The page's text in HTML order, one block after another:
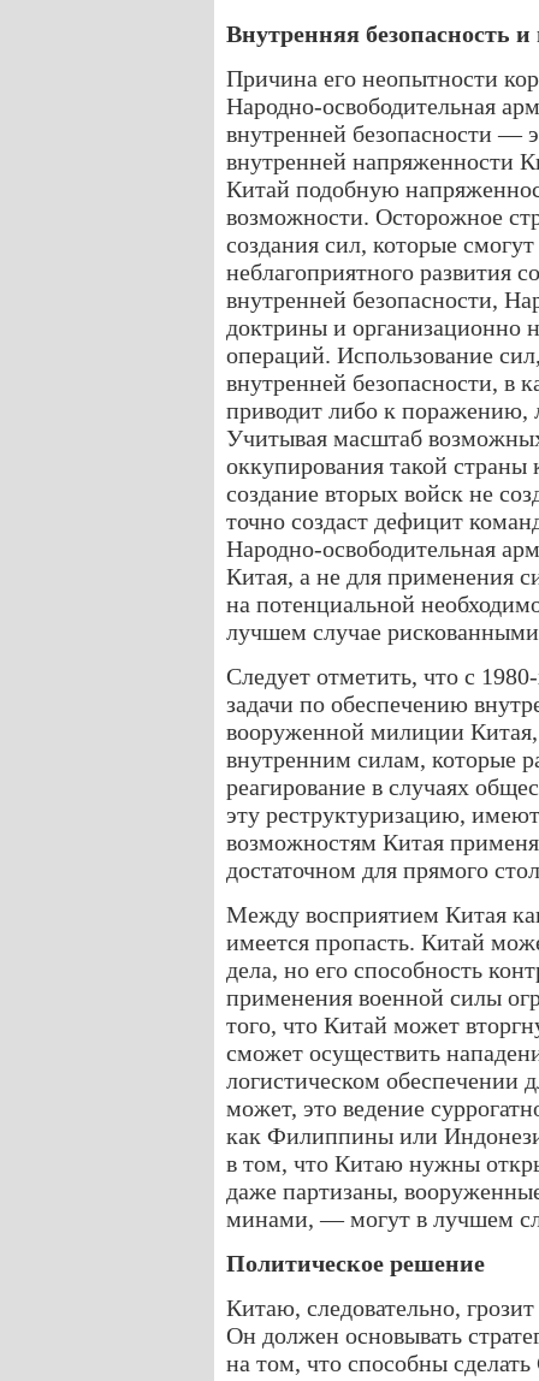
Внутренняя безопасность
Причина его неопытности
Народно-освободительная
внутренней безопасности —
внутренней напряженности
Китай подобную
возможности. Осторожное
создания сил, которые
неблагоприятного развития
внутренней безопасности,
доктрины и организационно
операций. Использование
внутренней безопасности, в
приводит либо к поражению,
Учитывая масштаб
оккупирования такой
создание вторых войск не
точно создаст дефицит
Народно-освободительная
Китая, а не для применения
на потенциальной
лучшем случае
Следует отметить, что с
задачи по обеспечению
вооруженной милиции
внутренним силам, которые
реагирование в случаях
эту реструктуризацию,
возможностям Китая
достаточном для прямого
Между восприятием Китая
имеется пропасть. Китай
дела, но его способность
применения военной силы
того, что Китай может
сможет осуществить
логистическом обеспечении
может, это ведение
как Филиппины или
в том, что Китаю нужны
даже партизаны,
минами, — могут в лучшем
Политическое решение
Китаю, следовательно,
Он должен основывать
на том, что способны